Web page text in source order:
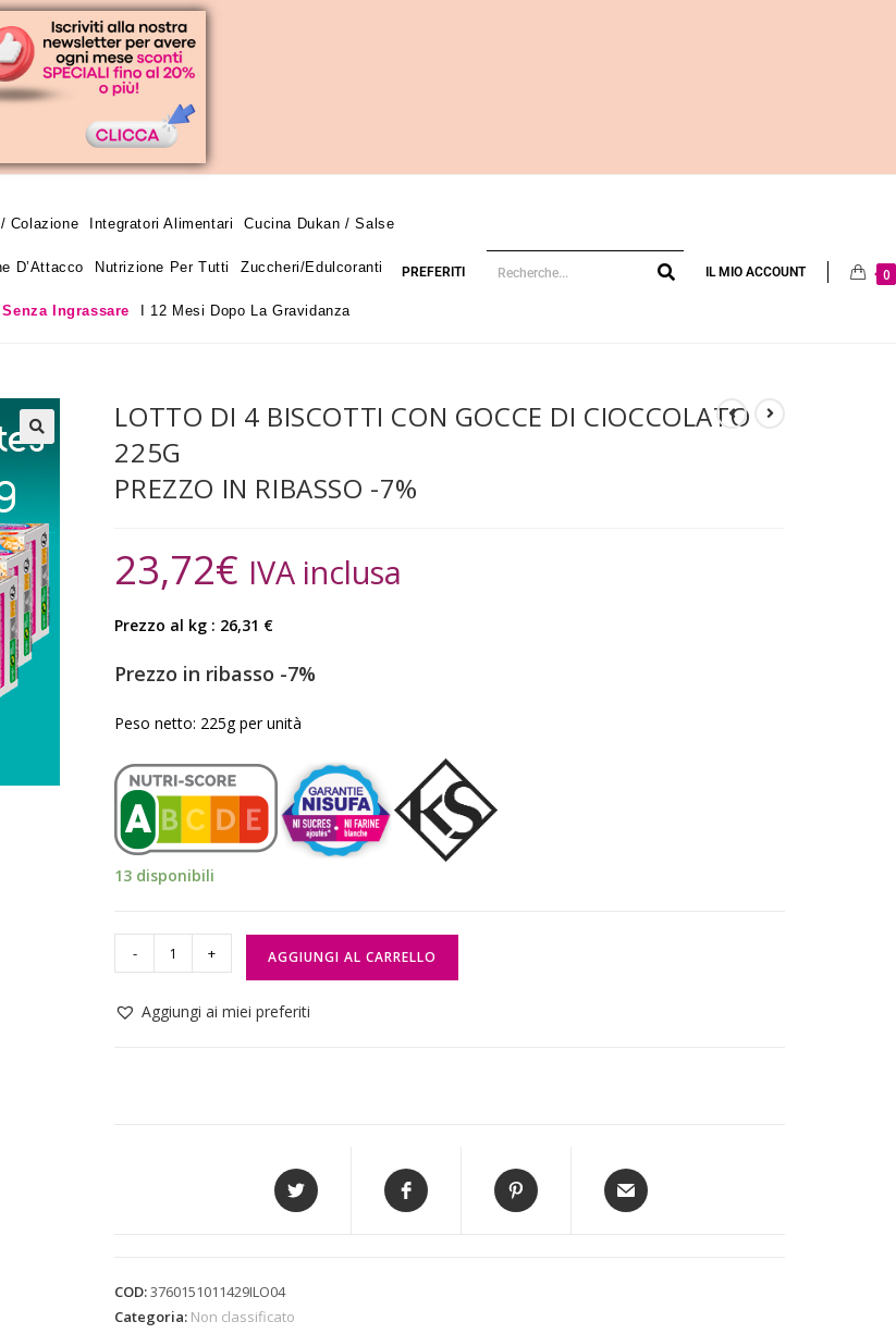
PREFERITI IL MIO ACCOUNT 0
Colazione Integratori Alimentari Cucina Dukan / Salse
D’Attacco Nutrizione Per Tutti Zuccheri/edulcoranti
Senza Ingrassare I 12 Mesi Dopo La Gravidanza
LOTTO DI 4 BISCOTTI CON GOCCE DI CIOCCOLATO
225G
PREZZO IN RIBASSO -7%
23,72€ IVA inclusa
Prezzo al kg : 26,31 €
Prezzo in ribasso -7%
Peso netto: 225g per unità
13 disponibili
- + AGGIUNGI AL CARRELLO
Aggiungi ai miei preferiti
COD:3760151011429ILO04
Categoria: Non classificato